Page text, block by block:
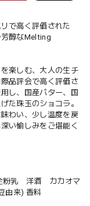
で高く評価された
醇なMelting
楽しむ、大人の生チ
品評会で高く評価さ
し、国産バター、国
た珠玉のショコラ。
わい、少し温度を戻
い愉しみをご堪能く
粉乳 洋酒 カカオマ
由来) 香料